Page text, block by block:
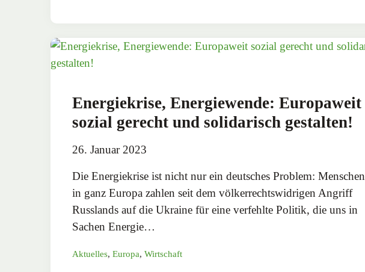
Energiekrise, Energiewende: Europaweit
sozial gerecht und solidarisch gestalten!
26. Januar 2023
Die Energiekrise ist nicht nur ein deutsches Problem: Menschen
in ganz Europa zahlen seit dem völkerrechtswidrigen Angriff
Russlands auf die Ukraine für eine verfehlte Politik, die uns in
Sachen Energie…
Aktuelles, Europa, Wirtschaft